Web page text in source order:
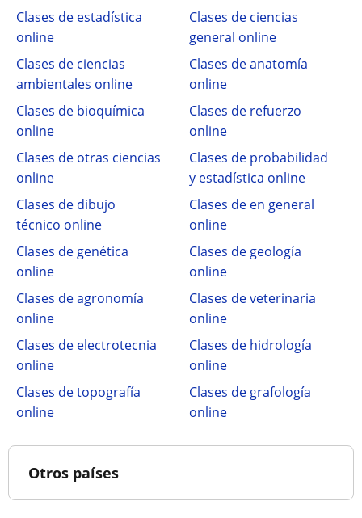
Clases de estadística
online
Clases de ciencias
general online
Clases de ciencias
ambientales online
Clases de anatomía
online
Clases de bioquímica
online
Clases de refuerzo
online
Clases de otras ciencias
online
Clases de probabilidad
y estadística online
Clases de dibujo
técnico online
Clases de en general
online
Clases de genética
online
Clases de geología
online
Clases de agronomía
online
Clases de veterinaria
online
Clases de electrotecnia
online
Clases de hidrología
online
Clases de topografía
online
Clases de grafología
online
Otros países